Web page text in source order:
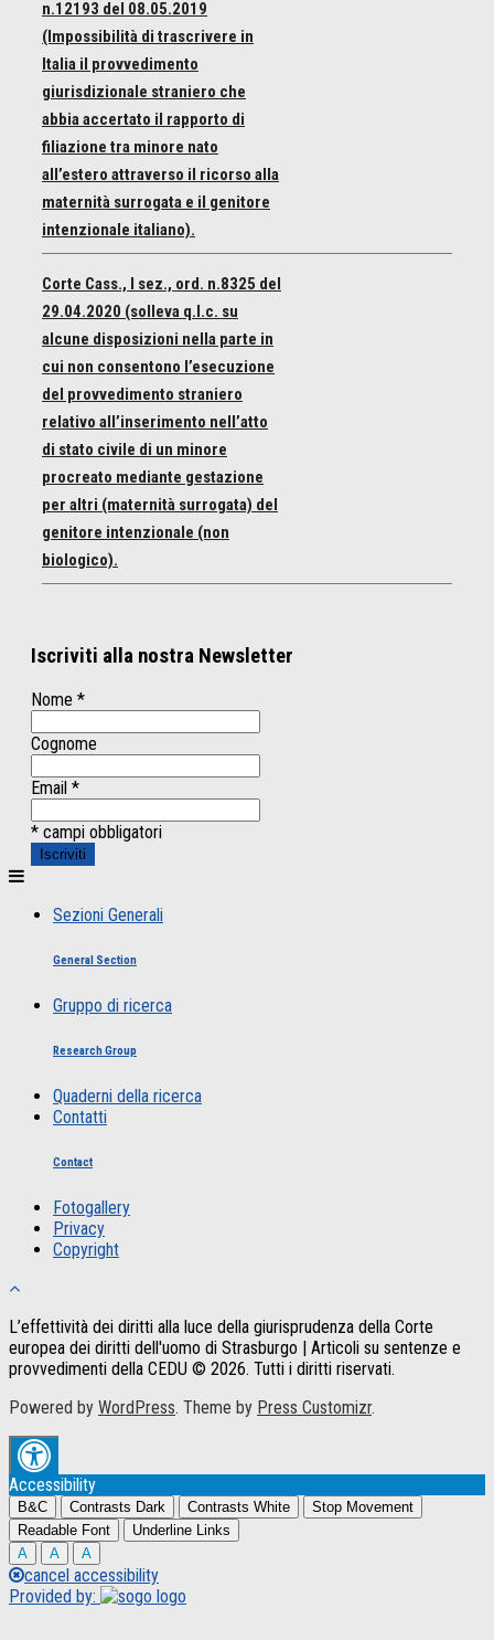
n.12193 del 08.05.2019
(Impossibilità di trascrivere in
Italia il provvedimento
giurisdizionale straniero che
abbia accertato il rapporto di
filiazione tra minore nato
all’estero attraverso il ricorso alla
maternità surrogata e il genitore
intenzionale italiano).
Corte Cass., I sez., ord. n.8325 del
29.04.2020 (solleva q.l.c. su
alcune disposizioni nella parte in
cui non consentono l’esecuzione
del provvedimento straniero
relativo all’inserimento nell’atto
di stato civile di un minore
procreato mediante gestazione
per altri (maternità surrogata) del
genitore intenzionale (non
biologico).
Iscriviti alla nostra Newsletter
Nome *
Cognome
Email *
* campi obbligatori
Sezioni Generali
General Section
Gruppo di ricerca
Research Group
Quaderni della ricerca
Contatti
Contact
Fotogallery
Privacy
Copyright
L’effettività dei diritti alla luce della giurisprudenza della Corte
europea dei diritti dell'uomo di Strasburgo | Articoli su sentenze e
provvedimenti della CEDU © 2026. Tutti i diritti riservati.
Powered by WordPress. Theme by Press Customizr.
Accessibility
B&C Contrasts Dark Contrasts White
Stop Movement
Readable Font
Underline Links
A
A A
cancel accessibility
Provided by: